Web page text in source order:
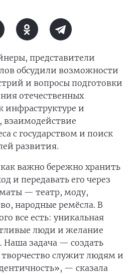
представители
обсудили возможности
и вопросы подготовки
отечественных
инфраструктуре и
с государством и поиск
развития.
важно бережно хранить
и передавать его через
— театр, моду,
народные ремёсла. В
все есть: уникальная
люди и желание
Наша задача — создать
творчество служит людям и
— сказала